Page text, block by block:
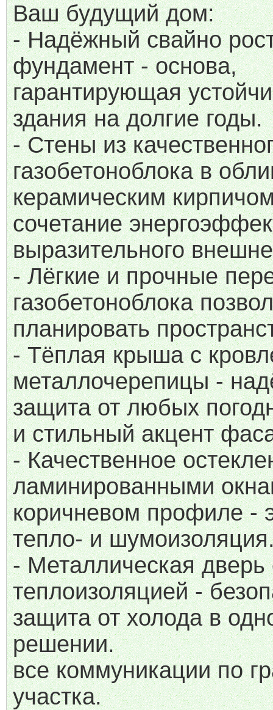
Ваш будущий дом:
- Надёжный свайно
фундамент - основа,
гарантирующая
здания на долгие годы.
- Стены из
газобетоноблока в
керамическим
сочетание
выразительного
- Лёгкие и прочные
газобетоноблока
планировать
- Тёплая крыша с
металлочерепицы -
защита от любых
и стильный акцент
- Качественное
ламинированными
коричневом профиле -
тепло- и
- Металлическая дверь
теплоизоляцией -
защита от холода в
решении.
все коммуникации по
участка.